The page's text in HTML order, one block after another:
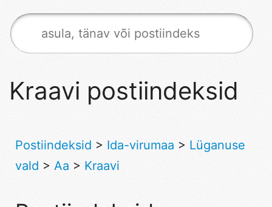
Kraavi postiindeksid
Postiindeksid > Ida-virumaa > Lüganuse
vald > Aa > Kraavi